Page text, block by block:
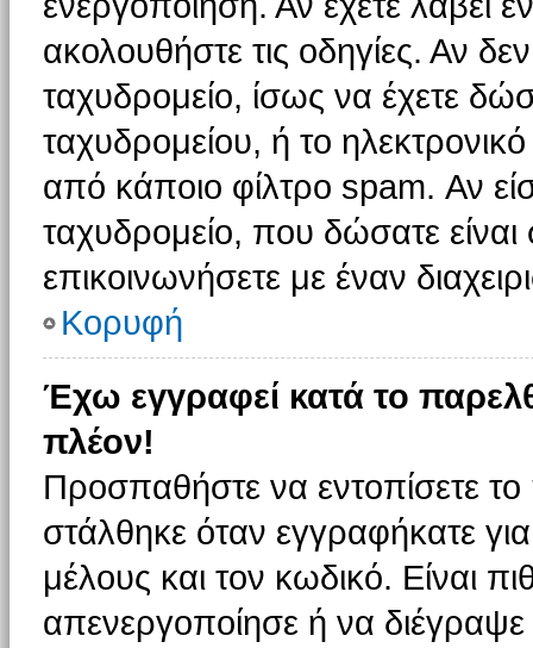
ακολουθήστε τις οδηγίες. Αν
ταχυδρομείο, ίσως να έχετε
ταχυδρομείου, ή το
από κάποιο φίλτρο spam. Αν
ταχυδρομείο, που δώσατε
επικοινωνήσετε με έναν
Κορυφή
Έχω εγγραφεί κατά το
πλέον!
Προσπαθήστε να εντοπίσετε
στάλθηκε όταν εγγραφήκατε
μέλους και τον κωδικό. Είναι
απενεργοποίησε ή να